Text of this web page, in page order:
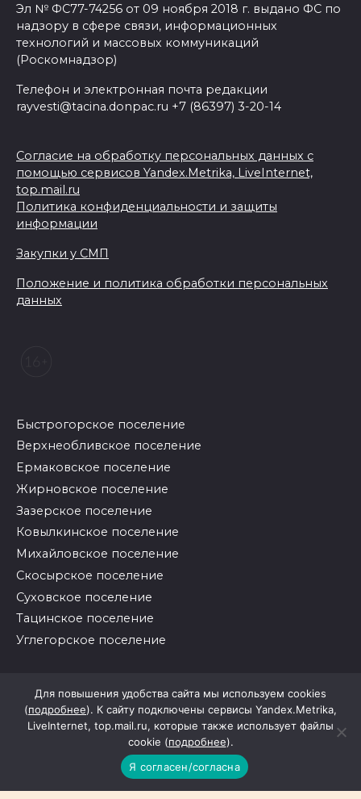
Эл № ФС77-74256 от 09 ноября 2018 г. выдано ФС по
надзору в сфере связи, информационных
технологий и массовых коммуникаций
(Роскомнадзор)
Телефон и электронная почта редакции
rayvesti@tacina.donpac.ru +7 (86397) 3-20-14
Согласие на обработку персональных данных с
помощью сервисов Yandex.Metrika, LiveInternet,
top.mail.ru
Политика конфиденциальности и защиты
информации
Закупки у СМП
Положение и политика обработки персональных
данных
Быстрогорское поселение
Верхнеобливское поселение
Ермаковское поселение
Жирновское поселение
Зазерское поселение
Ковылкинское поселение
Михайловское поселение
Скосырское поселение
Суховское поселение
Тацинское поселение
Углегорское поселение
© 2026 Районные вести
Для повышения удобства сайта мы используем cookies
(подробнее). К сайту подключены сервисы Yandex.Metrika,
LiveInternet, top.mail.ru, которые также использует файлы
cookie (подробнее).
Я согласен/согласна